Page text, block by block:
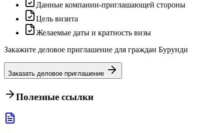
Данные компании-приглашающей стороны
Цель визита
Желаемые даты и кратность визы
Закажите деловое приглашение для граждан Бурунди
Заказать деловое приглашение
Полезные ссылки